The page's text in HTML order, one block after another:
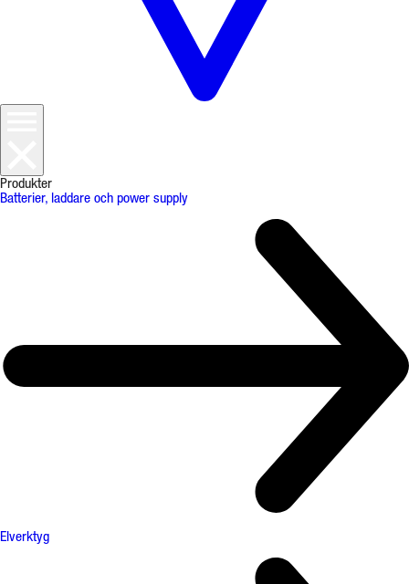
Produkter
Batterier, laddare och power supply
Elverktyg